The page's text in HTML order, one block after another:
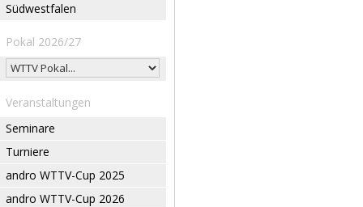
Südwestfalen
Pokal 2026/27
Veranstaltungen
Seminare
Turniere
andro WTTV-Cup 2025
andro WTTV-Cup 2026